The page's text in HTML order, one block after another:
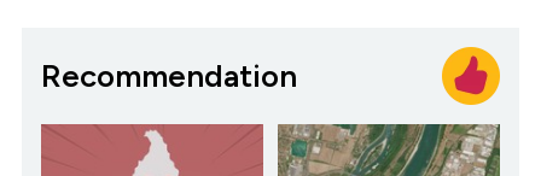
Recommendation